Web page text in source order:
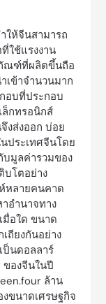
ให้จีนสามารถ
ใช้แรงงาน
ณฑ์ที่ผลิตขึ้นถือ
เข้าจำนวนมาก
อบที่ประกอบ
กทรอนิกส์
งส่งออก บ่อย
ประเทศจีนโดย
บมูลค่ารวมของ
บโตอย่าง
หลายคนคาด
อำนาจทาง
มื่อใด ขนาด
ถียงกันอย่าง
ป็นดอลลาร์
ของจีนในปี
ล้าน
ขนาดเศรษฐกิจ